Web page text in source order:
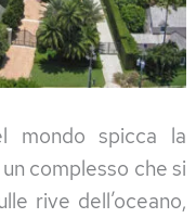
mondo spicca la
complesso che si
rive dell’oceano,